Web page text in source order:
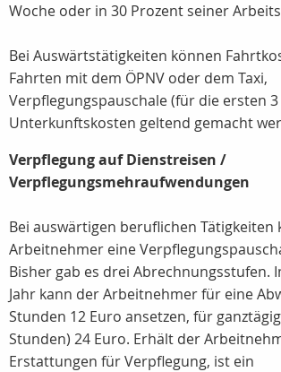
Woche oder in 30 Prozent seiner
Bei Auswärtstätigkeiten können
Fahrten mit dem ÖPNV oder dem Taxi,
Verpflegungspauschale (für die ersten
Unterkunftskosten geltend gemacht
Verpflegung auf Dienstreisen /
Verpflegungsmehraufwendungen
Bei auswärtigen beruflichen Tätigkeiten
Arbeitnehmer eine
Bisher gab es drei Abrechnungsstufen.
Jahr kann der Arbeitnehmer für eine
Stunden 12 Euro ansetzen, für
Stunden) 24 Euro. Erhält der
Erstattungen für Verpflegung, ist ein